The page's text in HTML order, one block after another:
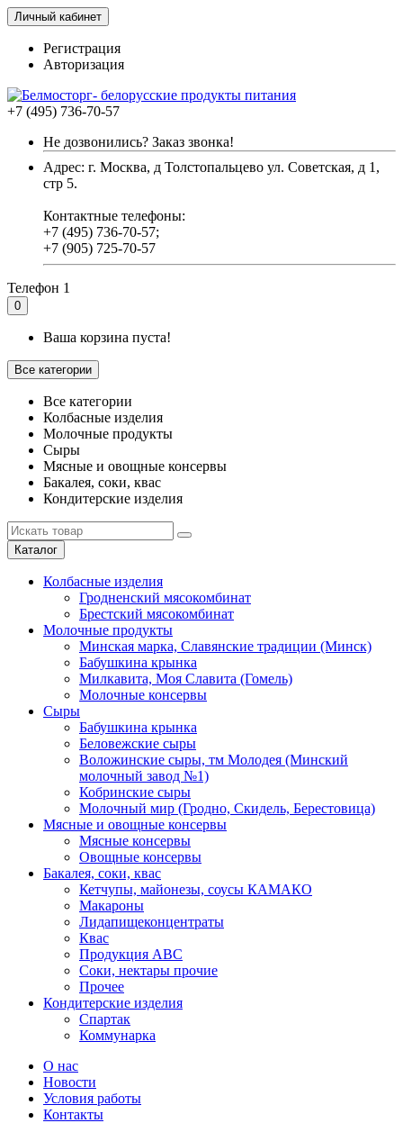
Личный кабинет
Регистрация
Авторизация
+7 (495) 736-70-57
Не дозвонились? Заказ звонка!
Адрес: г. Москва, д Толстопальцево ул. Советская, д 1,
стр 5.
Контактные телефоны:
+7 (495) 736-70-57;
+7 (905) 725-70-57
Телефон 1
0
Ваша корзина пуста!
Все категории
Все категории
Колбасные изделия
Молочные продукты
Сыры
Мясные и овощные консервы
Бакалея, соки, квас
Кондитерские изделия
Каталог
Колбасные изделия
Гродненский мясокомбинат
Брестский мясокомбинат
Молочные продукты
Минская марка, Славянские традиции (Минск)
Бабушкина крынка
Милкавита, Моя Славита (Гомель)
Молочные консервы
Сыры
Бабушкина крынка
Беловежские сыры
Воложинские сыры, тм Молодея (Минский
молочный завод №1)
Кобринские сыры
Молочный мир (Гродно, Скидель, Берестовица)
Мясные и овощные консервы
Мясные консервы
Овощные консервы
Бакалея, соки, квас
Кетчупы, майонезы, соусы КАМАКО
Макароны
Лидапищеконцентраты
Квас
Продукция АВС
Соки, нектары прочие
Прочее
Кондитерские изделия
Спартак
Коммунарка
О нас
Новости
Условия работы
Контакты